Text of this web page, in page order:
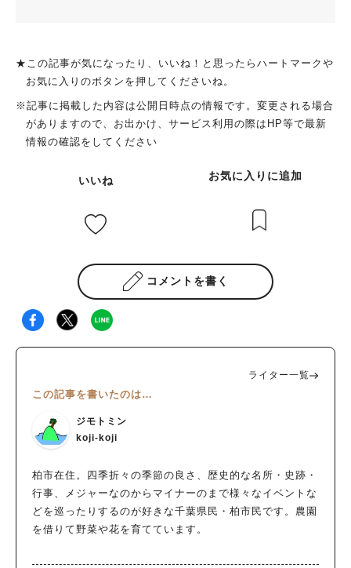
★この記事が気になったり、いいね！と思ったらハートマークや
お気に入りのボタンを押してくださいね。
※記事に掲載した内容は公開日時点の情報です。変更される場合
がありますので、お出かけ、サービス利用の際はHP等で最新
情報の確認をしてください
いいね お気に入りに追加
コメントを書く
ライター一覧
この記事を書いたのは…
ジモトミン
koji-koji
柏市在住。四季折々の季節の良さ、歴史的な名所・史跡・
行事、メジャーなのからマイナーのまで様々なイベントな
どを巡ったりするのが好きな千葉県民・柏市民です。農園
を借りて野菜や花を育てています。